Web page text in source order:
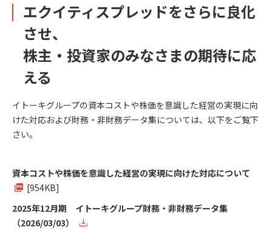
エクイティスプレッドをさらに良化
させ、
株主・投資家のみなさまの期待に応
える
イトーキグループの資本コストや株価を意識した経営の実現に向
けた対応および財務・非財務データ集については、以下をご覧下
さい。
資本コストや株価を意識した経営の実現に向けた対応について
[954KB]
2025年12月期 イトーキグループ財務・非財務データ集
（2026/03/03）